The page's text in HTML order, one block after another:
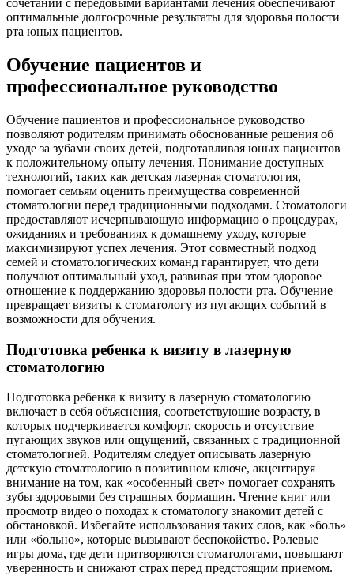
сочетании с передовыми вариантами лечения обеспечивают
оптимальные долгосрочные результаты для здоровья полости
рта юных пациентов.
Обучение пациентов и
профессиональное руководство
Обучение пациентов и профессиональное руководство
позволяют родителям принимать обоснованные решения об
уходе за зубами своих детей, подготавливая юных пациентов
к положительному опыту лечения. Понимание доступных
технологий, таких как детская лазерная стоматология,
помогает семьям оценить преимущества современной
стоматологии перед традиционными подходами. Стоматологи
предоставляют исчерпывающую информацию о процедурах,
ожиданиях и требованиях к домашнему уходу, которые
максимизируют успех лечения. Этот совместный подход
семей и стоматологических команд гарантирует, что дети
получают оптимальный уход, развивая при этом здоровое
отношение к поддержанию здоровья полости рта. Обучение
превращает визиты к стоматологу из пугающих событий в
возможности для обучения.
Подготовка ребенка к визиту в лазерную
стоматологию
Подготовка ребенка к визиту в лазерную стоматологию
включает в себя объяснения, соответствующие возрасту, в
которых подчеркивается комфорт, скорость и отсутствие
пугающих звуков или ощущений, связанных с традиционной
стоматологией. Родителям следует описывать лазерную
детскую стоматологию в позитивном ключе, акцентируя
внимание на том, как «особенный свет» помогает сохранять
зубы здоровыми без страшных бормашин. Чтение книг или
просмотр видео о походах к стоматологу знакомит детей с
обстановкой. Избегайте использования таких слов, как «боль»
или «больно», которые вызывают беспокойство. Ролевые
игры дома, где дети притворяются стоматологами, повышают
уверенность и снижают страх перед предстоящим приемом.